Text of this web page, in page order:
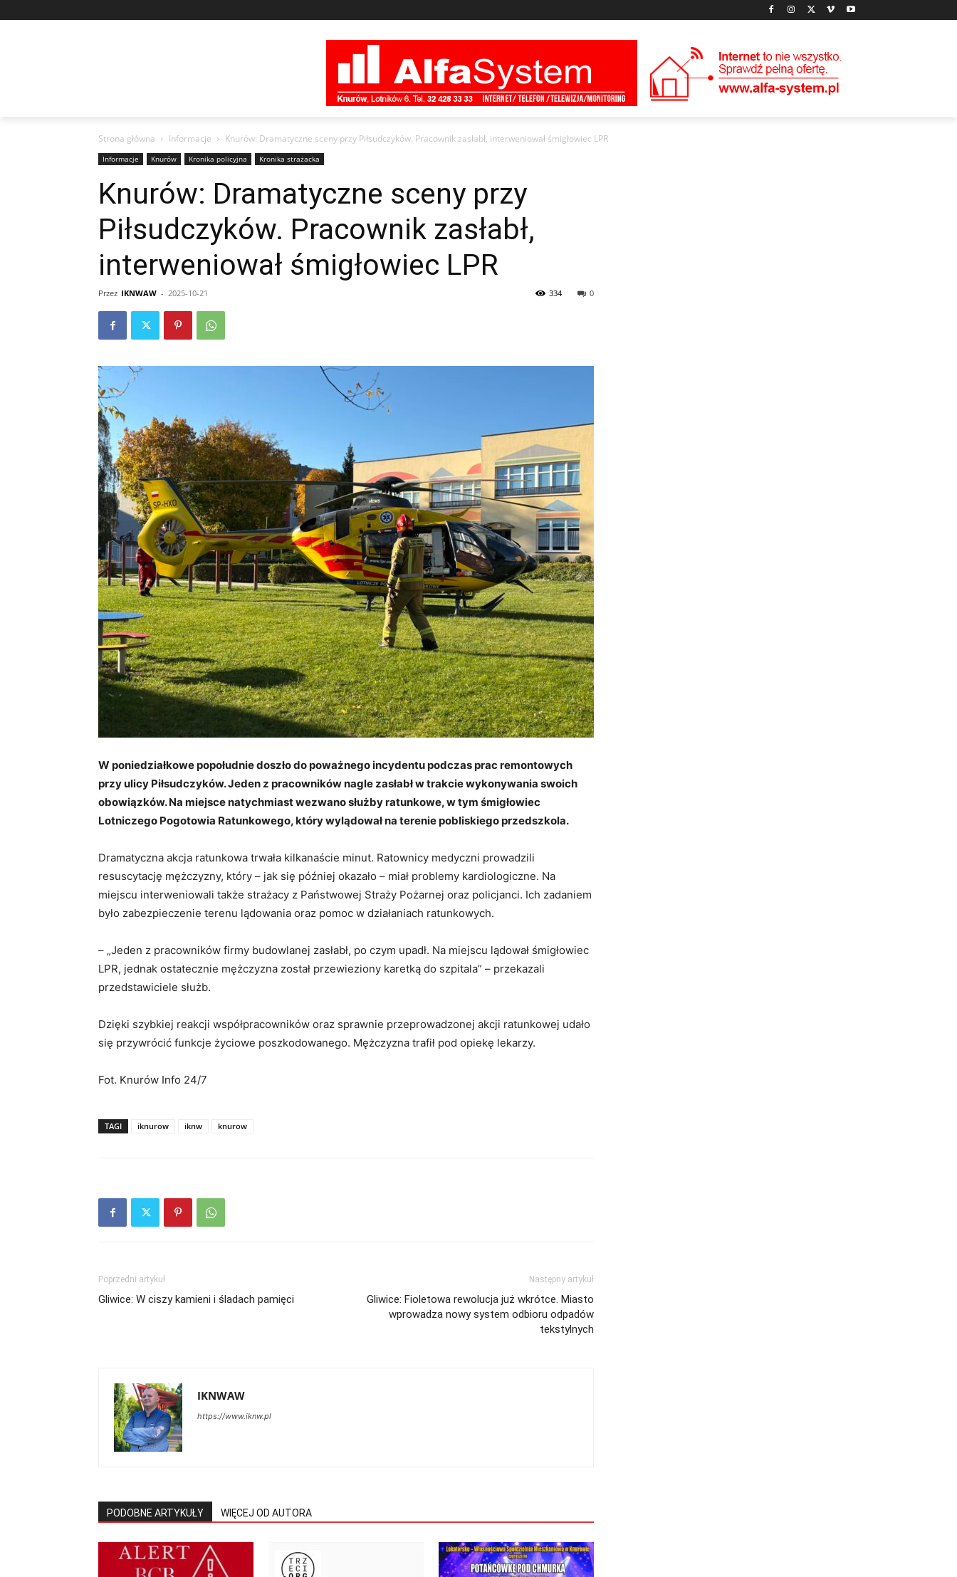
Strona główna Informacje Knurów: Dramatyczne sceny przy Piłsudczyków. Pracownik zasłabł, interweniował śmigłowiec LPR
Informacje Knurów Kronika policyjna Kronika strażacka
Knurów: Dramatyczne sceny przy
Piłsudczyków. Pracownik zasłabł,
interweniował śmigłowiec LPR
Przez IKNWAW - 2025-10-21 0
334
W poniedziałkowe popołudnie doszło do poważnego incydentu podczas prac remontowych
przy ulicy Piłsudczyków. Jeden z pracowników nagle zasłabł w trakcie wykonywania swoich
obowiązków. Na miejsce natychmiast wezwano służby ratunkowe, w tym śmigłowiec
Lotniczego Pogotowia Ratunkowego, który wylądował na terenie pobliskiego przedszkola.
Dramatyczna akcja ratunkowa trwała kilkanaście minut. Ratownicy medyczni prowadzili
resuscytację mężczyzny, który – jak się później okazało – miał problemy kardiologiczne. Na
miejscu interweniowali także strażacy z Państwowej Straży Pożarnej oraz policjanci. Ich zadaniem
było zabezpieczenie terenu lądowania oraz pomoc w działaniach ratunkowych.
– „Jeden z pracowników firmy budowlanej zasłabł, po czym upadł. Na miejscu lądował śmigłowiec
LPR, jednak ostatecznie mężczyzna został przewieziony karetką do szpitala” – przekazali
przedstawiciele służb.
Dzięki szybkiej reakcji współpracowników oraz sprawnie przeprowadzonej akcji ratunkowej udało
się przywrócić funkcje życiowe poszkodowanego. Mężczyzna trafił pod opiekę lekarzy.
Fot. Knurów Info 24/7
TAGI iknurow iknw knurow
Poprzedni artykuł
Gliwice: W ciszy kamieni i śladach pamięci
Następny artykuł
Gliwice: Fioletowa rewolucja już wkrótce. Miasto
wprowadza nowy system odbioru odpadów
tekstylnych
IKNWAW
https://www.iknw.pl
PODOBNE ARTYKUŁY WIĘCEJ OD AUTORA